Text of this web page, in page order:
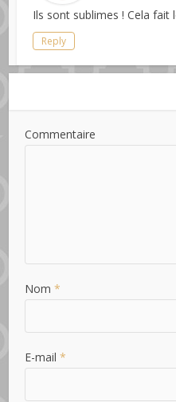
Ils sont sublimes ! Cela fait
Reply
Commentaire
Nom*
E-mail*